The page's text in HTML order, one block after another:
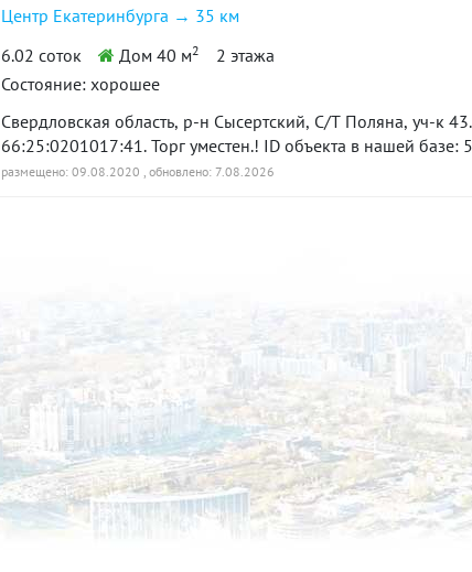
Центр Екатеринбурга → 35 км
6.02 соток
Дом 40 м2
2 этажа
Состояние: хорошее
Свердловская область, р-н Сысертский, С/Т Поляна, уч-к
66:25:0201017:41. Торг уместен.! ID объекта в нашей базе:
размещено: 09.08.2020 , обновлено: 7.08.2026